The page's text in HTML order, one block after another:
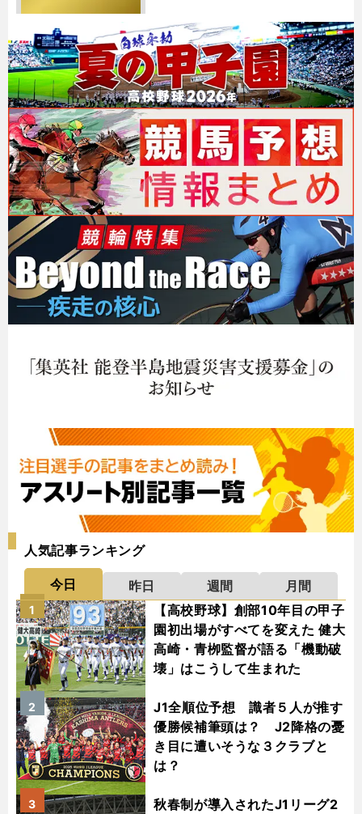
人気記事ランキング
今日 昨日 週間
月間
【高校野球】創部10年目の甲子
園初出場がすべてを変えた 健大
高崎・青栁監督が語る「機動破
壊」はこうして生まれた
1
J1全順位予想 識者５人が推す
優勝候補筆頭は？ J2降格の憂
き目に遭いそうな３クラブと
は？
2
秋春制が導入されたJ1リーグ2
3